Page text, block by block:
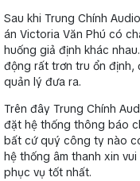
Sau khi Trung Chính
án Victoria Văn Phú có
huống giả định khác
động rất trơn tru ổn
quản lý đưa ra.
Trên đây Trung Chính
đặt hệ thống thông báo
bất cứ quý công ty nào
hệ thống âm thanh xin
phục vụ tốt nhất.